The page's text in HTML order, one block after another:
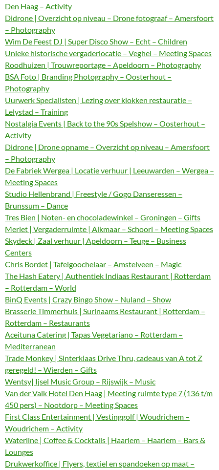
Den Haag – Activity
Didrone | Overzicht op niveau – Drone fotograaf – Amersfoort
– Photography
Wim De Feest DJ | Super Disco Show – Echt – Children
Unieke historische vergaderlocatie – Veghel – Meeting Spaces
Roodhuizen | Trouwreportage – Apeldoorn – Photography
BSA Foto | Branding Photography – Oosterhout –
Photography
Uurwerk Specialisten | Lezing over klokken restauratie –
Lelystad – Training
Nostalgia Events | Back to the 90s Spelshow – Oosterhout –
Activity
Didrone | Drone opname – Overzicht op niveau – Amersfoort
– Photography
De Fabriek Wergea | Locatie verhuur | Leeuwarden – Wergea –
Meeting Spaces
Studio Hellenbrand | Freestyle / Gogo Danseressen –
Brunssum – Dance
Tres Bien | Noten- en chocoladewinkel – Groningen – Gifts
Merlet | Vergaderruimte | Alkmaar – Schoorl – Meeting Spaces
Skydeck | Zaal verhuur | Apeldoorn – Teuge – Business
Centers
Chris Bordet | Tafelgoochelaar – Amstelveen – Magic
The Hash Eatery | Authentiek Indiaas Restaurant | Rotterdam
– Rotterdam – World
BinQ Events | Crazy Bingo Show – Nuland – Show
Brasserie Timmerhuis | Surinaams Restaurant | Rotterdam –
Rotterdam – Restaurants
Aceituna Catering | Tapas Vegetariano – Rotterdam –
Mediterranean
Trade Monkey | Sinterklaas Drive Thru, cadeaus van A tot Z
geregeld! – Wierden – Gifts
Wentsy| Ijsel Music Group – Rijswijk – Music
Van der Valk Hotel Den Haag | Meeting ruimte type 7 (136 t/m
450 pers) – Nootdorp – Meeting Spaces
First Class Entertainment | Vestinggolf | Woudrichem –
Woudrichem – Activity
Waterline | Coffee & Cocktails | Haarlem – Haarlem – Bars &
Lounges
Drukwerkoffice | Flyers, textiel en spandoeken op maat –